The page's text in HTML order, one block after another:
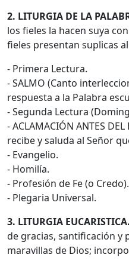
2. LITURGIA DE LA
los fieles la hacen suya
fieles presentan suplicas
- Primera Lectura.
- SALMO (Canto
respuesta a la Palabra
- Segunda Lectura
- ACLAMACIÓN ANTES
recibe y saluda al Señor
- Evangelio.
- Homilía.
- Profesión de Fe (o Credo).
- Plegaria Universal.
3. LITURGIA EUCARISTICA.
de gracias, santificación y
maravillas de Dios;